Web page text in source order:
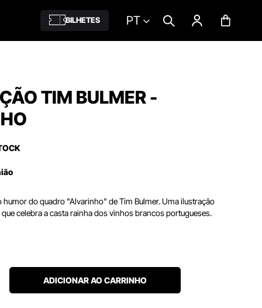
BILHETES PT
TIM BULMER -
humor do quadro "Alvarinho" de Tim Bulmer. Uma ilustração
celebra a casta rainha dos vinhos brancos portugueses.
ADICIONAR AO CARRINHO